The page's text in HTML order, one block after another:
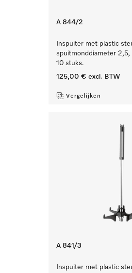
A 844/2
Inspuiter met plastic
spuitmonddiameter
10 stuks.
125,00 € excl. BTW
Vergelijken
A 841/3
Inspuiter met plastic